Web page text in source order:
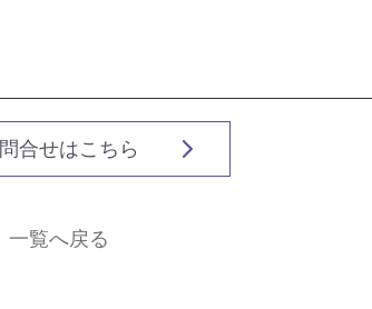
合せはこちら
一覧へ戻る